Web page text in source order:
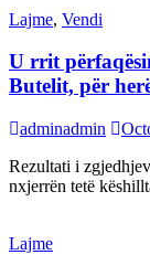
Lajme, Vendi
U rrit
Butelit, për
adminadmin
Rezultati i
nxjerrën tetë
Lajme